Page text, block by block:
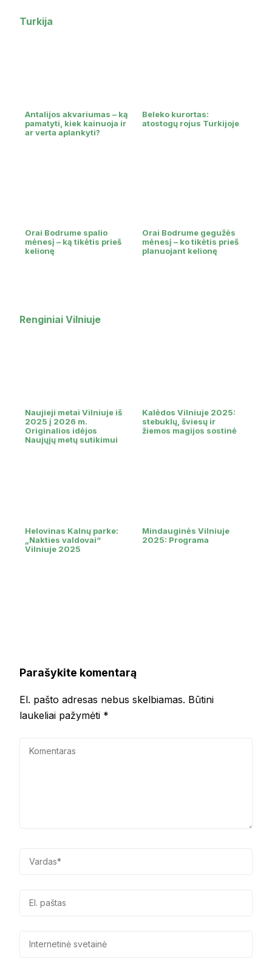
Turkija
Antalijos akvariumas – ką
pamatyti, kiek kainuoja ir
ar verta aplankyti?
Beleko kurortas:
atostogų rojus Turkijoje
Orai Bodrume spalio
mėnesį – ką tikėtis prieš
kelionę
Orai Bodrume gegužės
mėnesį – ko tikėtis prieš
planuojant kelionę
Renginiai Vilniuje
Naujieji metai Vilniuje iš
2025 į 2026 m.
Originalios idėjos
Naujųjų metų sutikimui
Kalėdos Vilniuje 2025:
stebuklų, šviesų ir
žiemos magijos sostinė
Helovinas Kalnų parke:
„Nakties valdovai“
Vilniuje 2025
Mindauginės Vilniuje
2025: Programa
Parašykite komentarą
El. pašto adresas nebus skelbiamas. Būtini
laukeliai pažymėti *